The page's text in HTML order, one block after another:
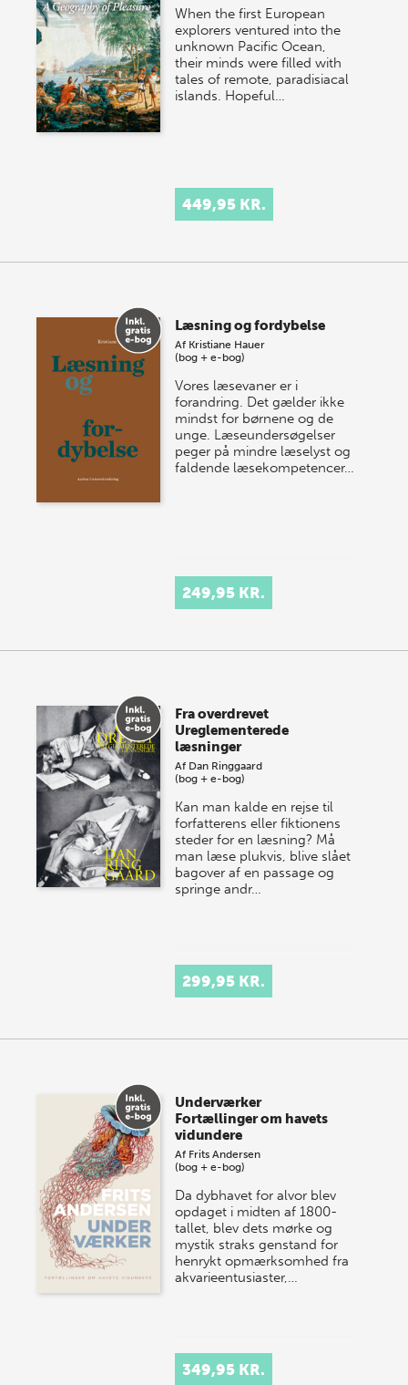
When the first European
explorers ventured into the
unknown Pacific Ocean,
their minds were filled with
tales of remote, paradisiacal
islands. Hopeful…
449,95 KR.
Læsning og fordybelse
Af Kristiane Hauer
(bog + e-bog)
Vores læsevaner er i
forandring. Det gælder ikke
mindst for børnene og de
unge. Læseundersøgelser
peger på mindre læselyst og
faldende læsekompetencer…
249,95 KR.
Fra overdrevet
Ureglementerede
læsninger
Af Dan Ringgaard
(bog + e-bog)
Kan man kalde en rejse til
forfatterens eller fiktionens
steder for en læsning? Må
man læse plukvis, blive slået
bagover af en passage og
springe andr…
299,95 KR.
Underværker
Fortællinger om havets
vidundere
Af Frits Andersen
(bog + e-bog)
Da dybhavet for alvor blev
opdaget i midten af 1800-
tallet, blev dets mørke og
mystik straks genstand for
henrykt opmærksomhed fra
akvarieentusiaster,…
349,95 KR.